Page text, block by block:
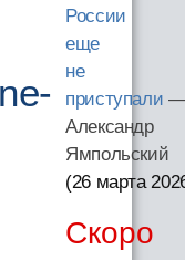
России
еще
не
приступали
Александр
Ямпольский
(26 марта
Скоро